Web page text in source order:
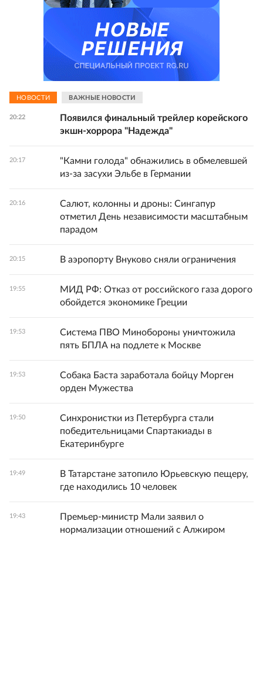
НОВОСТИ ВАЖНЫЕ НОВОСТИ
20:22
Появился финальный трейлер корейского
экшн-хоррора "Надежда"
20:17
"Камни голода" обнажились в обмелевшей
из-за засухи Эльбе в Германии
20:16
Салют, колонны и дроны: Сингапур
отметил День независимости масштабным
парадом
20:15 В аэропорту Внуково сняли ограничения
19:55
МИД РФ: Отказ от российского газа дорого
обойдется экономике Греции
19:53
Система ПВО Минобороны уничтожила
пять БПЛА на подлете к Москве
19:53
Собака Баста заработала бойцу Морген
орден Мужества
19:50
Синхронистки из Петербурга стали
победительницами Спартакиады в
Екатеринбурге
19:49
В Татарстане затопило Юрьевскую пещеру,
где находились 10 человек
19:43
Премьер-министр Мали заявил о
нормализации отношений с Алжиром